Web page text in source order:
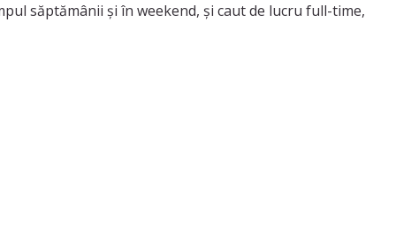
săptămânii și în weekend, și caut de lucru full-time,
plăcut și sigur.